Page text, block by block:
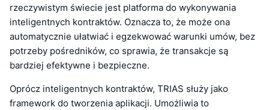
rzeczywistym świecie jest platforma do wykonywania
inteligentnych kontraktów. Oznacza to, że może ona
automatycznie ułatwiać i egzekwować warunki umów, bez
potrzeby pośredników, co sprawia, że transakcje są
bardziej efektywne i bezpieczne.
Oprócz inteligentnych kontraktów, TRIAS służy jako
framework do tworzenia aplikacji. Umożliwia to